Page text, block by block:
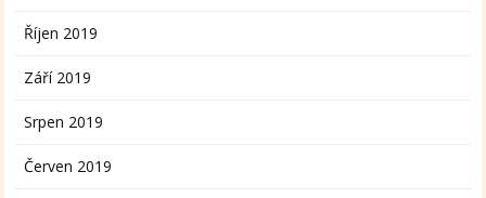
Říjen 2019
Září 2019
Srpen 2019
Červen 2019